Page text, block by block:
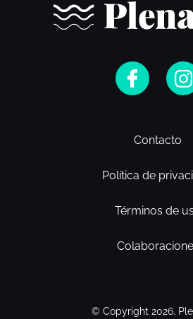
Contacto
Política de
Términos de
© Copyright 2026.